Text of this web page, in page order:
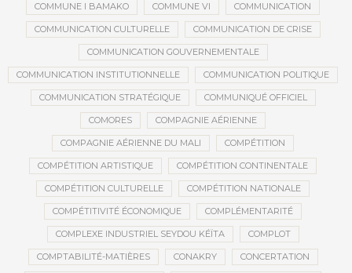
COMMUNE I BAMAKO COMMUNE VI COMMUNICATION
COMMUNICATION CULTURELLE COMMUNICATION DE CRISE
COMMUNICATION GOUVERNEMENTALE
COMMUNICATION INSTITUTIONNELLE COMMUNICATION POLITIQUE
COMMUNICATION STRATÉGIQUE COMMUNIQUÉ OFFICIEL
COMORES COMPAGNIE AÉRIENNE
COMPAGNIE AÉRIENNE DU MALI COMPÉTITION
COMPÉTITION ARTISTIQUE COMPÉTITION CONTINENTALE
COMPÉTITION CULTURELLE COMPÉTITION NATIONALE
COMPÉTITIVITÉ ÉCONOMIQUE COMPLÉMENTARITÉ
COMPLEXE INDUSTRIEL SEYDOU KÉÏTA COMPLOT
COMPTABILITÉ-MATIÈRES CONAKRY CONCERTATION